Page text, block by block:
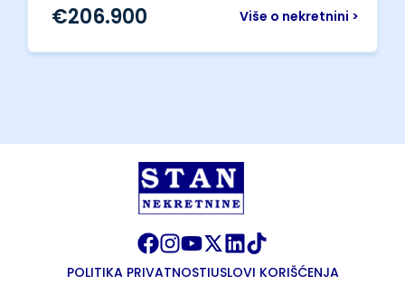
Više o nekretnini >
€206.900
POLITIKA PRIVATNOSTIUSLOVI KORIŠĆENJA